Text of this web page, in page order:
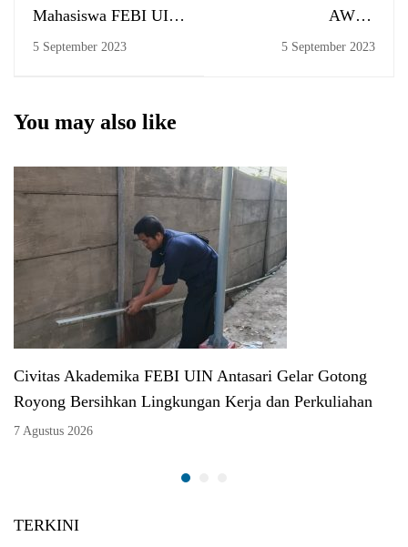
Mahasiswa FEBI UIN
Antasari, Mona
untuk "Internasional
Program" di UKM
5 September 2023
AWAL
MUNCULNYA
5 September 2023
You may also like
Civitas Akademika FEBI UIN Antasari Gelar Gotong
Royong Bersihkan Lingkungan Kerja dan Perkuliahan
7 Agustus 2026
TERKINI